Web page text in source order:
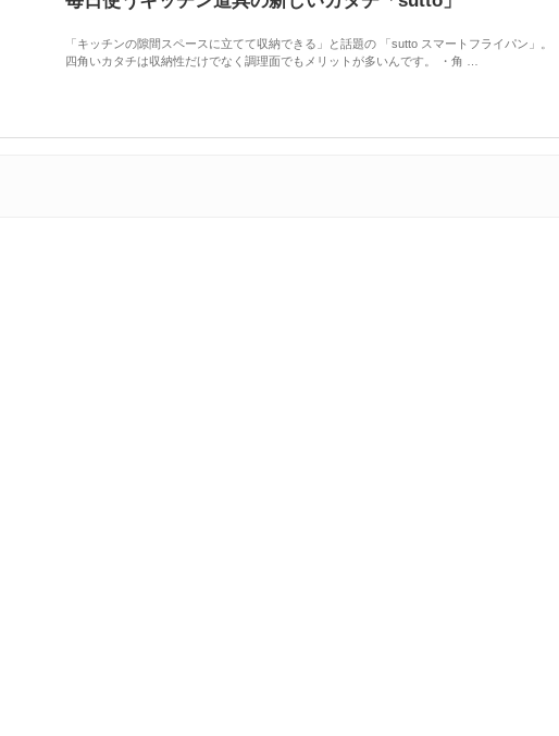
「キッチンの隙間スペースに立てて収納できる」と話題の 「sutto スマートフライパン」。
四角いカタチは収納性だけでなく調理面でもメリットが多いんです。 ・角 …